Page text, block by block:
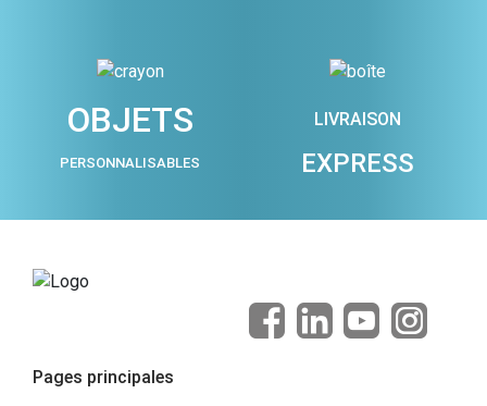
OBJETS
PERSONNALISABLES
LIVRAISON
EXPRESS
Pages principales